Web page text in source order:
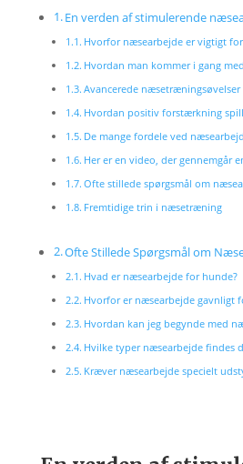
En verden af stimulerende
Hvorfor næsearbejde er vigtigt
Hvordan man kommer i gang
Avancerede næsetræningsøvelser
Hvordan positiv forstærkning
De mange fordele ved
Her er en video, der gennemgår
Ofte stillede spørgsmål om
Fremtidige trin i næsetræning
Ofte Stillede Spørgsmål om
Hvad er næsearbejde for hunde?
Hvorfor er næsearbejde gavnligt
Hvordan kan jeg begynde med
Hvilke typer næsearbejde findes
Kræver næsearbejde specielt